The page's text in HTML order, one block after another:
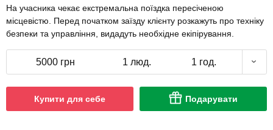
На учасника чекає екстремальна поїздка пересіченою
місцевістю. Перед початком заїзду клієнту розкажуть про техніку
безпеки та управління, видадуть необхідне екіпірування.
5000 грн 1 люд. 1 год.
Купити для себе Подарувати